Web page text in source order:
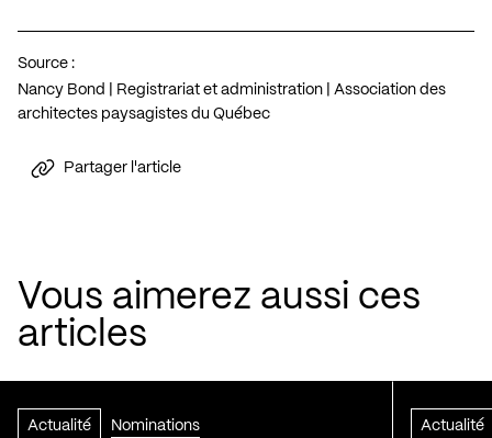
Source :
Nancy Bond | Registrariat et administration | Association des
architectes paysagistes du Québec
Partager l'article
Vous aimerez aussi ces
articles
Actualité Nominations Actualité